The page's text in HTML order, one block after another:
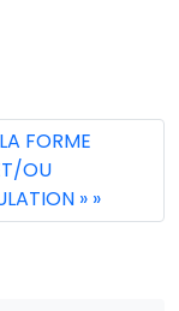
FORME
OU
»